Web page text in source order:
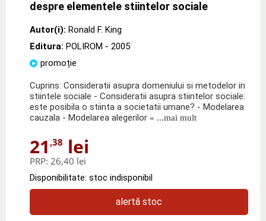
despre elementele stiintelor sociale
Autor(i): Ronald F. King
Editura: POLIROM - 2005
promoție
Cuprins: Consideratii asupra domeniului si metodelor in
stiintele sociale - Consideratii asupra stiintelor sociale:
este posibila o stiinta a societatii umane? - Modelarea
cauzala - Modelarea alegerilor » ...mai mult
21 ,38 lei
PRP: 26,40 lei
Disponibilitate: stoc indisponibil
alertă stoc